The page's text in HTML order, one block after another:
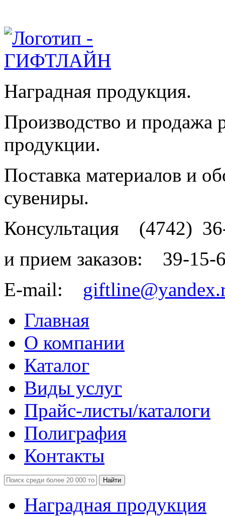
Наградная продукция.
Производство и продажа
продукции.
Поставка материалов и
сувениры.
Консультация (4742)
и прием заказов: 39-15-
E-mail:
Главная
О компании
Каталог
Виды услуг
Прайс-листы/каталоги
Полиграфия
Контакты
Наградная продукция